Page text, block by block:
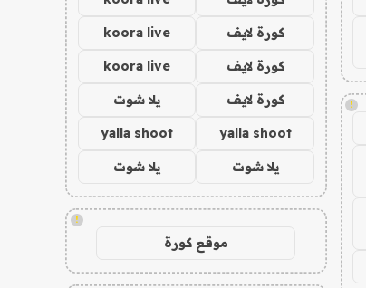
!
كورة لايف koora live
كورة لايف koora live
كورة لايف يلا شوت
yalla shoot
yalla shoot
يلا شوت يلا شوت
!
موقع كورة